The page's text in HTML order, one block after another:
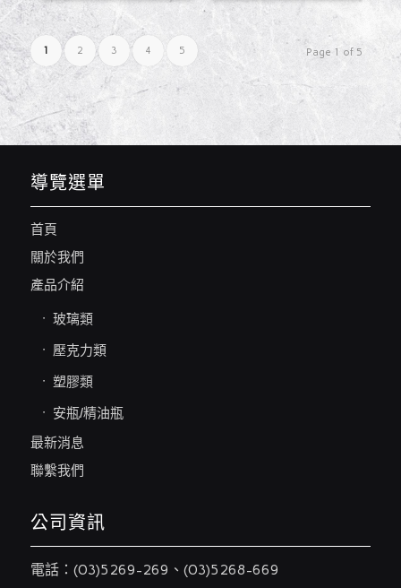
Page 1 of 5
1 2 3 4 5
導覽選單
首頁
關於我們
產品介紹
玻璃類
壓克力類
塑膠類
安瓶/精油瓶
最新消息
聯繫我們
公司資訊
電話： (03)5269-269 、 (03)5268-669